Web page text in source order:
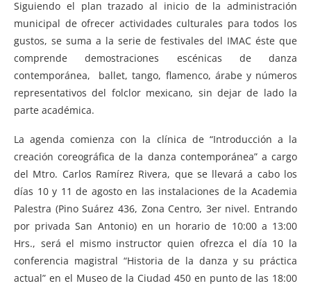
Siguiendo el plan trazado al inicio de la administración
municipal de ofrecer actividades culturales para todos los
gustos, se suma a la serie de festivales del IMAC éste que
comprende demostraciones escénicas de danza
contemporánea, ballet, tango, flamenco, árabe y números
representativos del folclor mexicano, sin dejar de lado la
parte académica.
La agenda comienza con la clínica de “Introducción a la
creación coreográfica de la danza contemporánea” a cargo
del Mtro. Carlos Ramírez Rivera, que se llevará a cabo los
días 10 y 11 de agosto en las instalaciones de la Academia
Palestra (Pino Suárez 436, Zona Centro, 3er nivel. Entrando
por privada San Antonio) en un horario de 10:00 a 13:00
Hrs., será el mismo instructor quien ofrezca el día 10 la
conferencia magistral “Historia de la danza y su práctica
actual” en el Museo de la Ciudad 450 en punto de las 18:00